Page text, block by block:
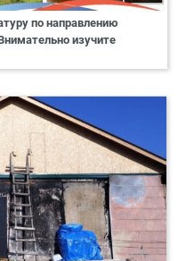
по направлению
изучите